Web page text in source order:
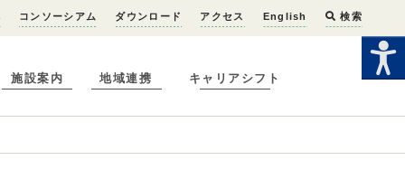
コンソーシアム ダウンロード アクセス English 検索
施設案内 地域連携 キャリアシフト